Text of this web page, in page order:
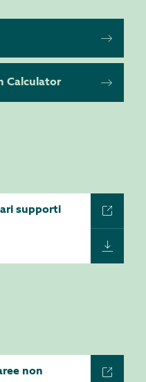
Calculator
supporti
non